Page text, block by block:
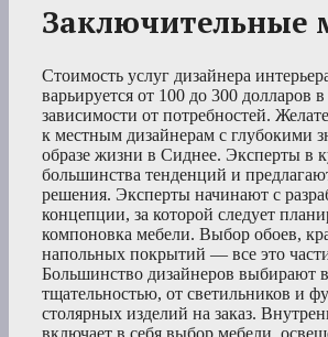
Заключительные
Стоимость услуг дизайнера
варьируется от 100 до 300 долларов в
зависимости от потребностей.
к местным дизайнерам с глубокими
образе жизни в Сиднее. Эксперты в
большинства тенденций и
решения. Эксперты начинают с
концепции, за которой следует
компоновка мебели. Выбор обоев,
напольных покрытий — все это
Большинство дизайнеров выбирают
тщательностью, от светильников и
столярных изделий на заказ.